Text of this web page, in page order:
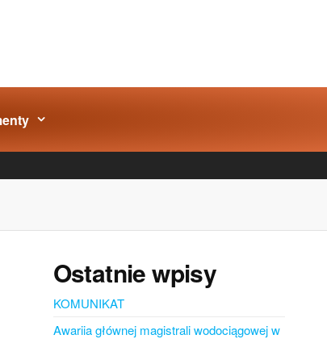
Ostatnie wpisy
KOMUNIKAT
Awariia głównej magistrali wodociągowej w